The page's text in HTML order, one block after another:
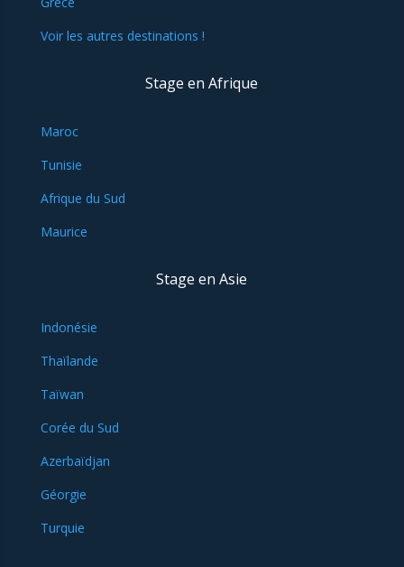
Voir les autres destinations !
Stage en Afrique
Maroc
Tunisie
Afrique du Sud
Maurice
Stage en Asie
Indonésie
Thaïlande
Taïwan
Corée du Sud
Azerbaïdjan
Géorgie
Turquie